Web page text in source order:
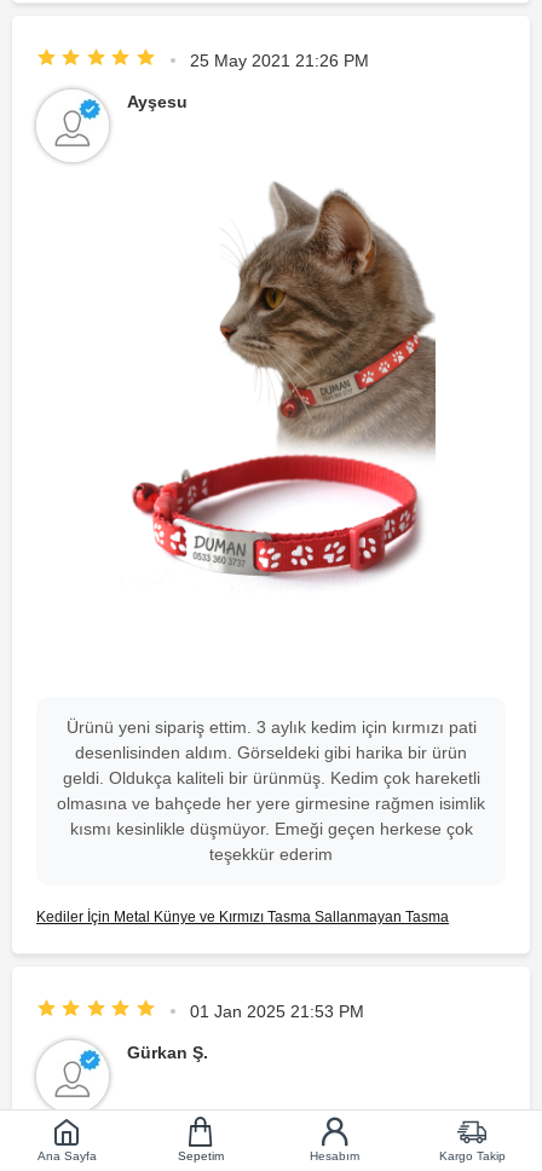
Ana Sayfa Sepetim Hesabım Kargo Takip
25 May 2021 21:26 PM
Ayşesu
Ürünü yeni sipariş ettim. 3 aylık kedim için kırmızı pati
desenlisinden aldım. Görseldeki gibi harika bir ürün
geldi. Oldukça kaliteli bir ürünmüş. Kedim çok hareketli
olmasına ve bahçede her yere girmesine rağmen isimlik
kısmı kesinlikle düşmüyor. Emeği geçen herkese çok
teşekkür ederim
Kediler İçin Metal Künye ve Kırmızı Tasma Sallanmayan Tasma
01 Jan 2025 21:53 PM
Gürkan Ş.